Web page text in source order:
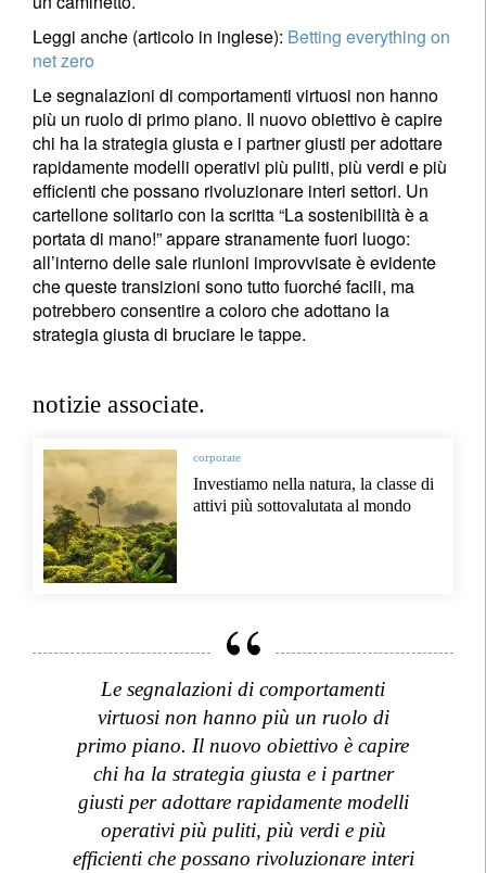
Leggi anche (articolo in inglese): Betting everything on
net zero
Le segnalazioni di comportamenti virtuosi non hanno
più un ruolo di primo piano. Il nuovo obiettivo è capire
chi ha la strategia giusta e i partner giusti per adottare
rapidamente modelli operativi più puliti, più verdi e più
efficienti che possano rivoluzionare interi settori. Un
cartellone solitario con la scritta “La sostenibilità è a
portata di mano!” appare stranamente fuori luogo:
all’interno delle sale riunioni improvvisate è evidente
che queste transizioni sono tutto fuorché facili, ma
potrebbero consentire a coloro che adottano la
strategia giusta di bruciare le tappe.
notizie associate.
corporate
Investiamo nella natura, la classe di
attivi più sottovalutata al mondo
Le segnalazioni di comportamenti
virtuosi non hanno più un ruolo di
primo piano. Il nuovo obiettivo è capire
chi ha la strategia giusta e i partner
giusti per adottare rapidamente modelli
operativi più puliti, più verdi e più
efficienti che possano rivoluzionare interi